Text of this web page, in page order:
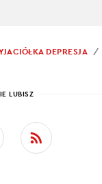
PROWADZĄCY:
DEPRESJA
LUBISZ